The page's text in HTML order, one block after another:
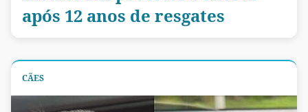
após 12 anos de resgates
CÃES